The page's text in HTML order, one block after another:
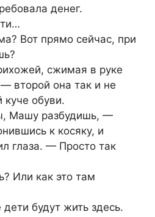
денег.
Вот прямо сейчас, при
сжимая в руке
второй она так и не
куче обуви.
Машу разбудишь, —
к косяку, и
глаза. — Просто так
Или как это там
будут жить здесь.